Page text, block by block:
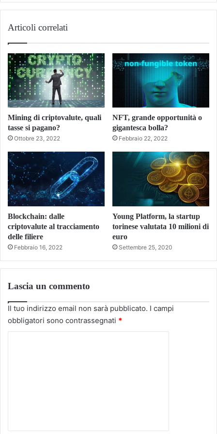
Articoli correlati
Mining di criptovalute, quali
tasse si pagano?
Ottobre 23, 2022
NFT, grande opportunità o
gigantesca bolla?
Febbraio 22, 2022
Blockchain: dalle
criptovalute al tracciamento
delle filiere
Febbraio 16, 2022
Young Platform, la startup
torinese valutata 10 milioni di
euro
Settembre 25, 2020
Lascia un commento
Il tuo indirizzo email non sarà pubblicato. I campi
obbligatori sono contrassegnati *